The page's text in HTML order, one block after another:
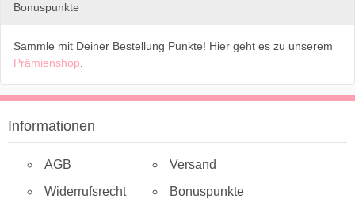
Bonuspunkte
Sammle mit Deiner Bestellung Punkte! Hier geht es zu unserem
Prämienshop
Informationen
AGB
Widerrufsrecht
Versand
Bonuspunkte